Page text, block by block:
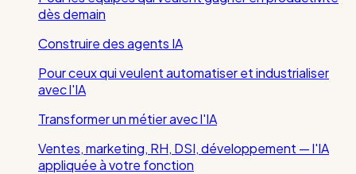
dès demain
Construire des agents IA
Pour ceux qui veulent automatiser et industrialiser
avec l'IA
Transformer un métier avec l'IA
Ventes, marketing, RH, DSI, développement — l'IA
appliquée à votre fonction